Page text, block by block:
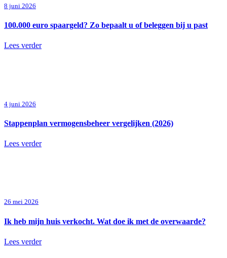
8 juni 2026
100.000 euro spaargeld? Zo bepaalt u of beleggen bij u past
Lees verder
4 juni 2026
Stappenplan vermogensbeheer vergelijken (2026)
Lees verder
26 mei 2026
Ik heb mijn huis verkocht. Wat doe ik met de overwaarde?
Lees verder